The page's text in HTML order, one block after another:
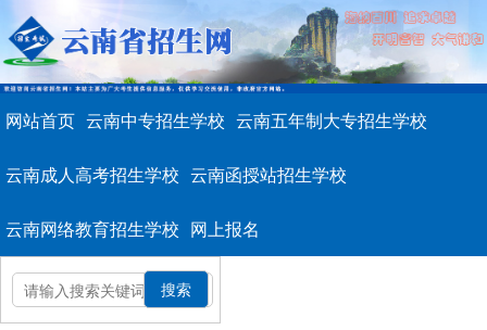
网站首页 云南中专招生学校 云南五年制大专招生学校
云南成人高考招生学校 云南函授站招生学校
云南网络教育招生学校 网上报名